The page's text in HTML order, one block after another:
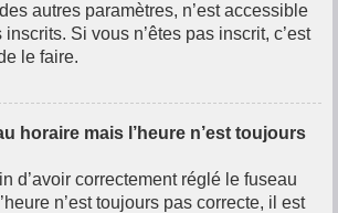
autres paramètres, n’est accessible
Si vous n’êtes pas inscrit, c’est
le faire.
horaire mais l’heure n’est toujours
d’avoir correctement réglé le fuseau
n’est toujours pas correcte, il est